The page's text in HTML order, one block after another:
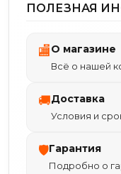
ПОЛЕЗНАЯ
🏬О магазине
Всё о нашей
🚚Доставка
Условия и
🛡Гарантия
Подробно о